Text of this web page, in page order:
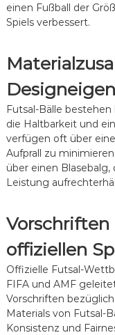
einen Fußball der
Spiels verbessert.
Futsal-Bälle
die Haltbarkeit und
verfügen oft über
Aufprall zu
über einen
Leistung
Vorschriften
offiziellen
Offizielle Futsal-
FIFA und AMF
Vorschriften
Materials von Futsal-
Konsistenz und